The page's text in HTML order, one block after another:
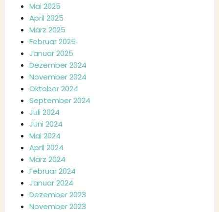
Mai 2025
April 2025
März 2025
Februar 2025
Januar 2025
Dezember 2024
November 2024
Oktober 2024
September 2024
Juli 2024
Juni 2024
Mai 2024
April 2024
März 2024
Februar 2024
Januar 2024
Dezember 2023
November 2023